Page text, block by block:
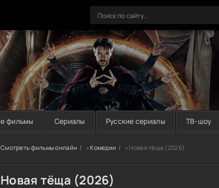
фильмы Сериалы Русские сериалы ТВ-шоу
Смотреть фильмы онлайн »Комедии » Новая тёща (2026)
Новая тёща (2026)